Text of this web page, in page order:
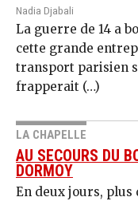
Nadia Djabali
La guerre de 14 a
cette grande
transport parisien
frapperait (…)
LA CHAPELLE
AU SECOURS DU
DORMOY
En deux jours, plus